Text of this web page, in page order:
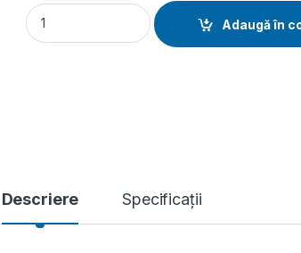
Masina profesionala pentru fasonat fier-
Adaugă în
Descriere Specificații